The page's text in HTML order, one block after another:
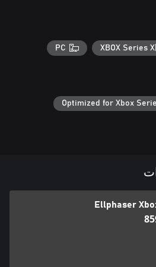
XBOX Series
PC
Optimized for Xbox
Ellphaser